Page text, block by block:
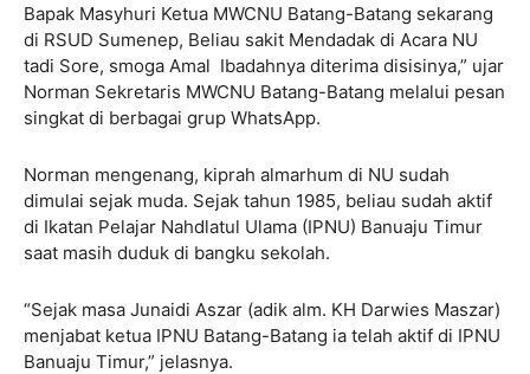
Bapak Masyhuri Ketua MWCNU Batang-Batang sekarang
di RSUD Sumenep, Beliau sakit Mendadak di Acara NU
tadi Sore, smoga Amal Ibadahnya diterima disisinya,” ujar
Norman Sekretaris MWCNU Batang-Batang melalui pesan
singkat di berbagai grup WhatsApp.
Norman mengenang, kiprah almarhum di NU sudah
dimulai sejak muda. Sejak tahun 1985, beliau sudah aktif
di Ikatan Pelajar Nahdlatul Ulama (IPNU) Banuaju Timur
saat masih duduk di bangku sekolah.
“Sejak masa Junaidi Aszar (adik alm. KH Darwies Maszar)
menjabat ketua IPNU Batang-Batang ia telah aktif di IPNU
Banuaju Timur,” jelasnya.